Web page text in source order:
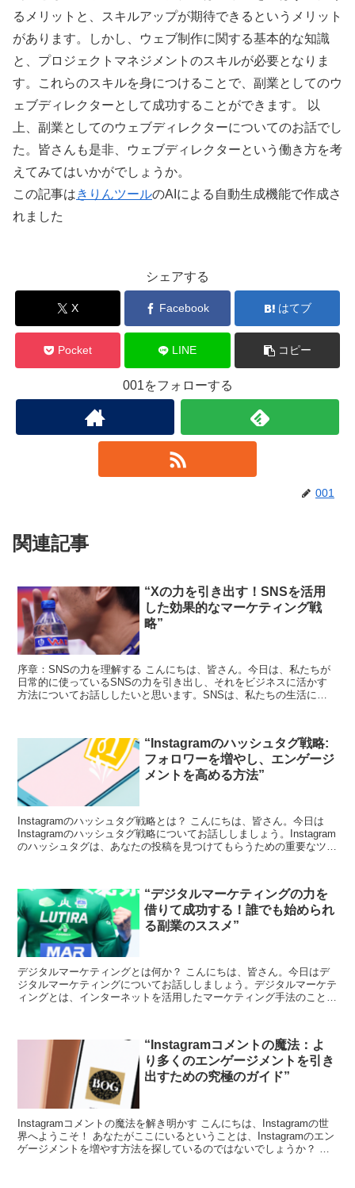
るメリットと、スキルアップが期待できるというメリット
があります。しかし、ウェブ制作に関する基本的な知識
と、プロジェクトマネジメントのスキルが必要となりま
す。これらのスキルを身につけることで、副業としてのウ
ェブディレクターとして成功することができます。 以
上、副業としてのウェブディレクターについてのお話でし
た。皆さんも是非、ウェブディレクターという働き方を考
えてみてはいかがでしょうか。
この記事はきりんツールのAIによる自動生成機能で作成さ
れました
シェアする
X Facebook はてブ
Pocket LINE コピー
001をフォローする
001
関連記事
“Xの力を引き出す！SNSを活用
した効果的なマーケティング戦
略”
序章：SNSの力を理解する こんにちは、皆さん。今日は、私たちが
日常的に使っているSNSの力を引き出し、それをビジネスに活かす
方法についてお話ししたいと思います。SNSは、私たちの生活に深
“Instagramのハッシュタグ戦略:
フォロワーを増やし、エンゲージ
メントを高める方法”
Instagramのハッシュタグ戦略とは？ こんにちは、皆さん。今日は
Instagramのハッシュタグ戦略についてお話ししましょう。Instagram
のハッシュタグは、あなたの投稿を見つけてもらうための重要なツー
“デジタルマーケティングの力を
借りて成功する！誰でも始められ
る副業のススメ”
デジタルマーケティングとは何か？ こんにちは、皆さん。今日はデ
ジタルマーケティングについてお話ししましょう。デジタルマーケテ
ィングとは、インターネットを活用したマーケティング手法のことを
“Instagramコメントの魔法：よ
り多くのエンゲージメントを引き
出すための究極のガイド”
Instagramコメントの魔法を解き明かす こんにちは、Instagramの世
界へようこそ！ あなたがここにいるということは、Instagramのエン
ゲージメントを増やす方法を探しているのではないでしょうか？ そ